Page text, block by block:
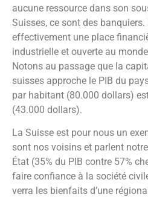
aucune ressource dans son
Suisses, ce sont des
effectivement une place
industrielle et ouverte au
Notons au passage que la
suisses approche le PIB du
par habitant (80.000 dollars)
(43.000 dollars).
La Suisse est pour nous un
sont nos voisins et parlent
État (35% du PIB contre 57%
faire confiance à la société
verra les bienfaits d’une